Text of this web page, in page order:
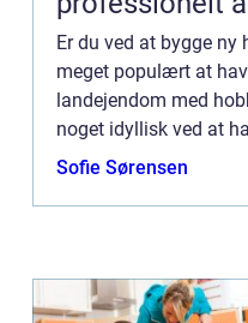
Er du ved at bygge ny
meget populært at
landejendom med
noget idyllisk ved at
græsse rundt udenfor
Sofie Sørensen